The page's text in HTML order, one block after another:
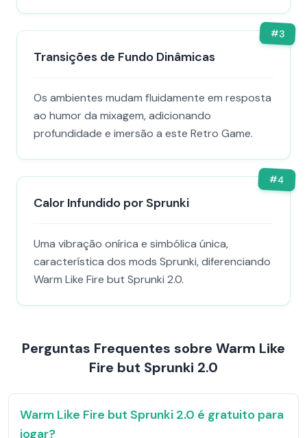
#3
Transições de Fundo Dinâmicas
Os ambientes mudam fluidamente em resposta
ao humor da mixagem, adicionando
profundidade e imersão a este Retro Game.
#4
Calor Infundido por Sprunki
Uma vibração onírica e simbólica única,
característica dos mods Sprunki, diferenciando
Warm Like Fire but Sprunki 2.0.
Perguntas Frequentes sobre Warm Like
Fire but Sprunki 2.0
Warm Like Fire but Sprunki 2.0 é gratuito para
jogar?